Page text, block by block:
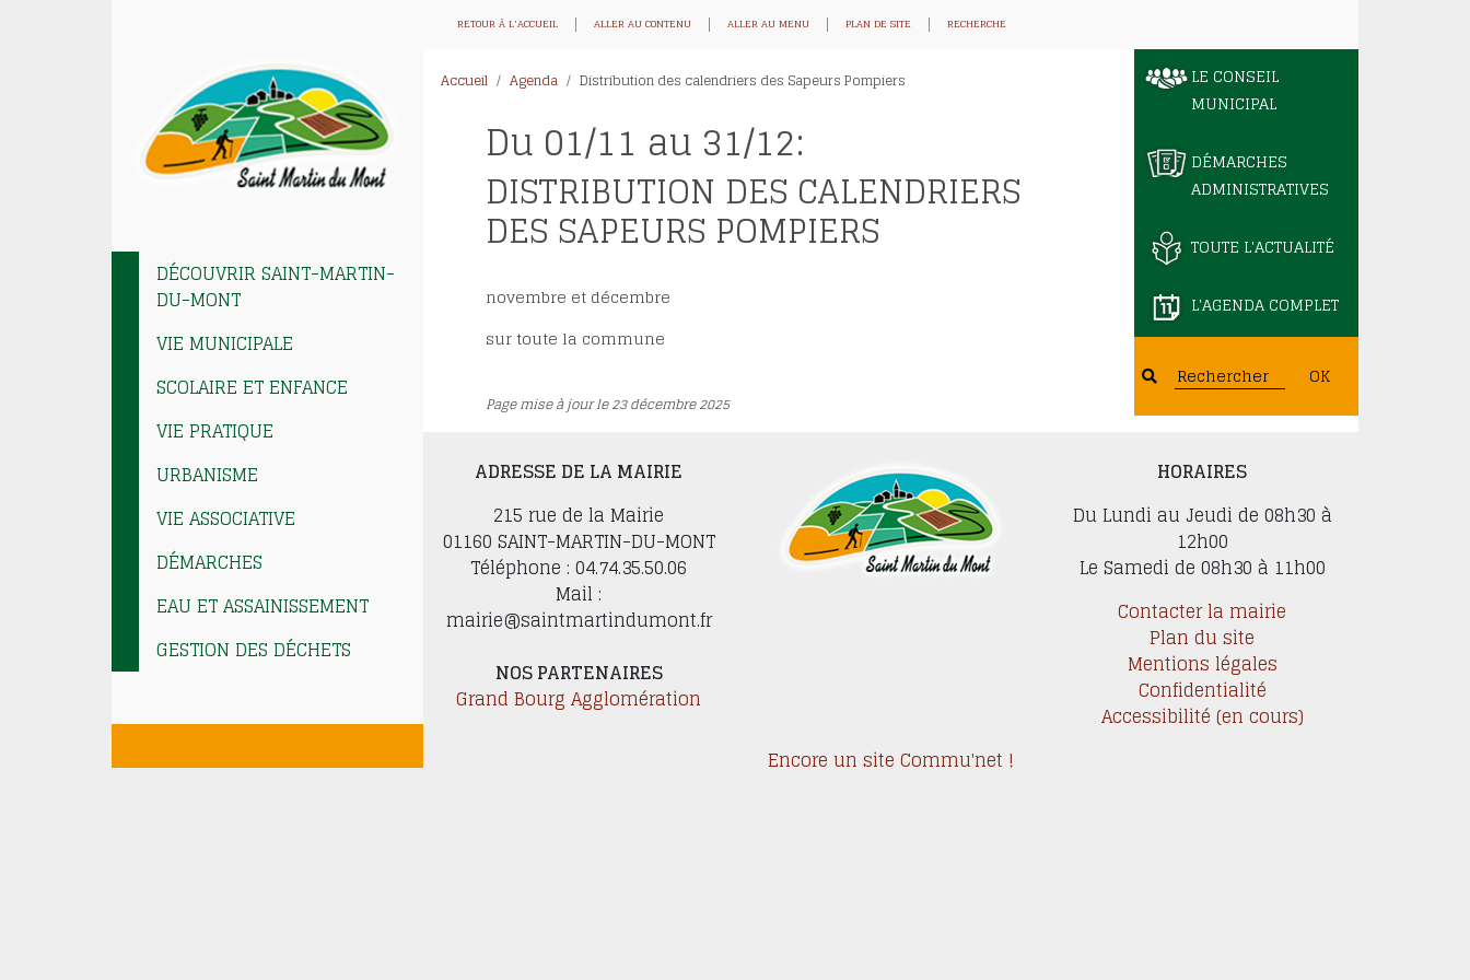
RETOUR À L'ACCUEIL ALLER AU CONTENU ALLER AU MENU PLAN DE SITE RECHERCHE
DÉCOUVRIR SAINT-MARTIN-
DU-MONT
VIE MUNICIPALE
SCOLAIRE ET ENFANCE
VIE PRATIQUE
URBANISME
VIE ASSOCIATIVE
DÉMARCHES
EAU ET ASSAINISSEMENT
GESTION DES DÉCHETS
Accueil Agenda Distribution des calendriers des Sapeurs Pompiers
Du 01/11 au 31/12:
DISTRIBUTION DES CALENDRIERS
DES SAPEURS POMPIERS
novembre et décembre
sur toute la commune
Page mise à jour le 23 décembre 2025
LE CONSEIL
MUNICIPAL
DÉMARCHES
ADMINISTRATIVES
TOUTE L'ACTUALITÉ
L'AGENDA COMPLET
OK
ADRESSE DE LA MAIRIE
215 rue de la Mairie
01160 SAINT-MARTIN-DU-MONT
Téléphone : 04.74.35.50.06
Mail :
mairie@saintmartindumont.fr
NOS PARTENAIRES
Grand Bourg Agglomération
HORAIRES
Du Lundi au Jeudi de 08h30 à
12h00
Le Samedi de 08h30 à 11h00
Contacter la mairie
Plan du site
Mentions légales
Confidentialité
Accessibilité (en cours)
Encore un site Commu'net !